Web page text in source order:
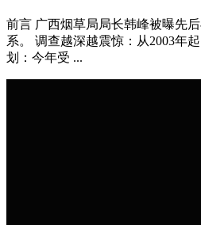
前言 广西烟草局局长韩峰被曝先
系。 调查越深越震惊：从2003年
划：今年受 ...